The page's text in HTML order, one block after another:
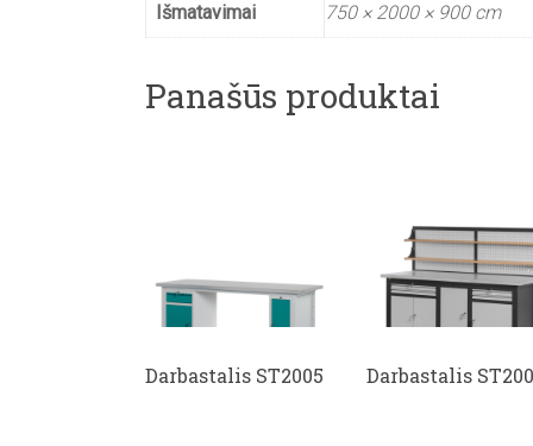
Išmatavimai 750 × 2000 × 900 cm
Panašūs produktai
Darbastalis ST2005 Darbastalis